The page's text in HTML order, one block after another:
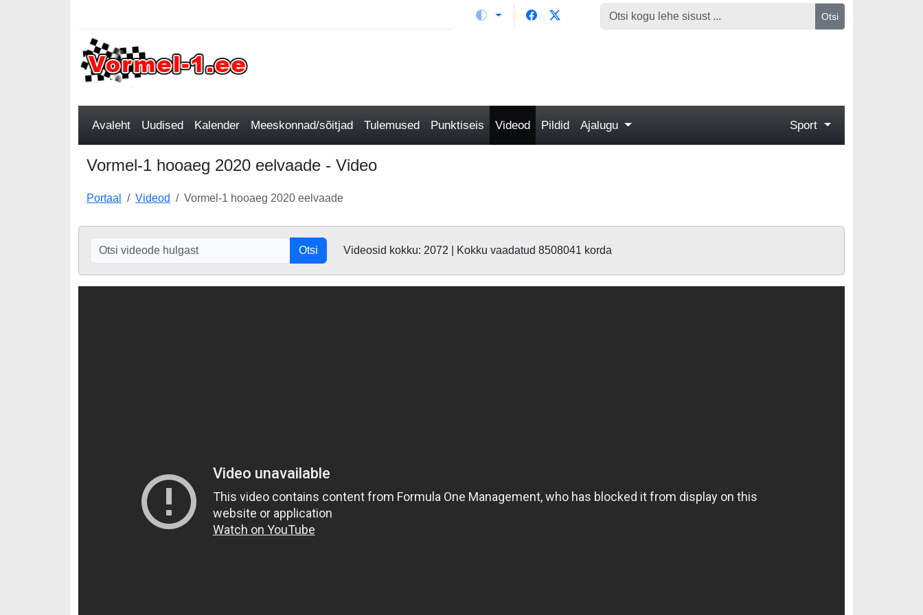
Otsi
Avaleht Uudised Kalender Meeskonnad/sõitjad Tulemused Punktiseis Videod Pildid Ajalugu Sport
Vormel-1 hooaeg 2020 eelvaade - Video
Portaal Videod Vormel-1 hooaeg 2020 eelvaade
Otsi Videosid kokku: 2072 | Kokku vaadatud 8508041 korda